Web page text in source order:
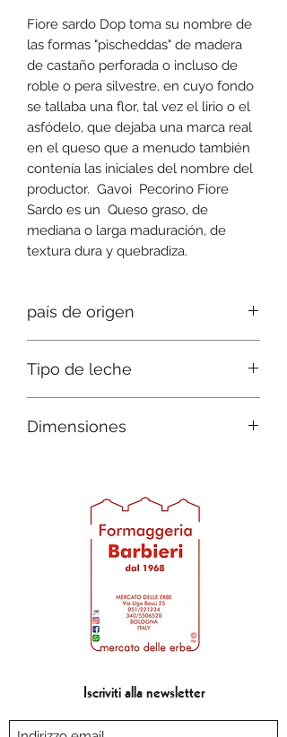
Fiore sardo Dop toma su nombre de
las formas "pischeddas" de madera
de castaño perforada o incluso de
roble o pera silvestre, en cuyo fondo
se tallaba una flor, tal vez el lirio o el
asfódelo, que dejaba una marca real
en el queso que a menudo también
contenía las iniciales del nombre del
productor. Gavoi Pecorino Fiore
Sardo es un Queso graso, de
mediana o larga maduración, de
textura dura y quebradiza.
país de origen
Tipo de leche
Dimensiones
Iscriviti alla newsletter